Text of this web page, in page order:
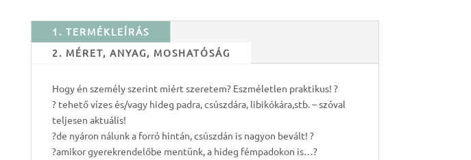
1. TERMÉKLEÍRÁS
2. MÉRET, ANYAG, MOSHATÓSÁG
Hogy én személy szerint miért szeretem? Eszméletlen praktikus! ?
? tehető vízes és/vagy hideg padra, csúszdára, libikókára,stb. – szóval
teljesen aktuális!
?de nyáron nálunk a forró hintán, csúszdán is nagyon bevált! ?
?amikor gyerekrendelőbe mentünk, a hideg fémpadokon is…?